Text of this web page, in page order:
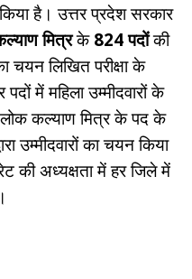
है। उत्तर प्रदेश सरकार
मित्रके824 पदोंकी
चयन लिखित परीक्षा के
में महिला उम्मीदवारों के
कल्याण मित्र के पद के
उम्मीदवारों का चयन किया
की अध्यक्षता में हर जिले में